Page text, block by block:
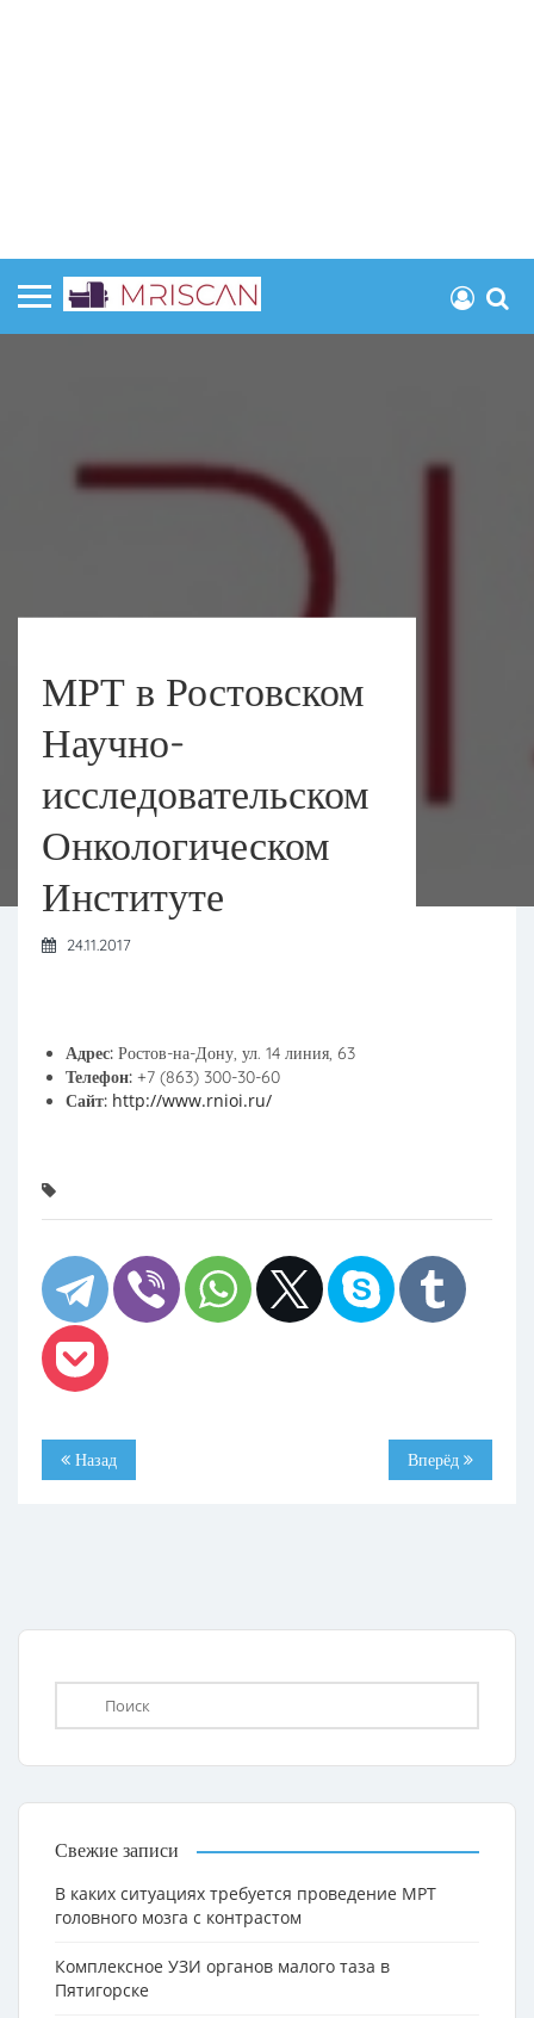
МРТ в Ростовском
Научно-
исследовательском
Онкологическом
Институте
24.11.2017
Адрес: Ростов-на-Дону, ул. 14 линия, 63
Телефон: +7 (863) 300-30-60
Сайт: http://www.rnioi.ru/
Назад Вперёд
Свежие записи
В каких ситуациях требуется проведение МРТ
головного мозга с контрастом
Комплексное УЗИ органов малого таза в
Пятигорске